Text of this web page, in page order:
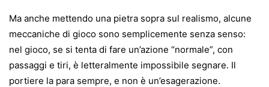
Ma anche mettendo una pietra sopra sul realismo, alcune
meccaniche di gioco sono semplicemente senza senso:
nel gioco, se si tenta di fare un’azione “normale”, con
passaggi e tiri, è letteralmente impossibile segnare. Il
portiere la para sempre, e non è un’esagerazione.